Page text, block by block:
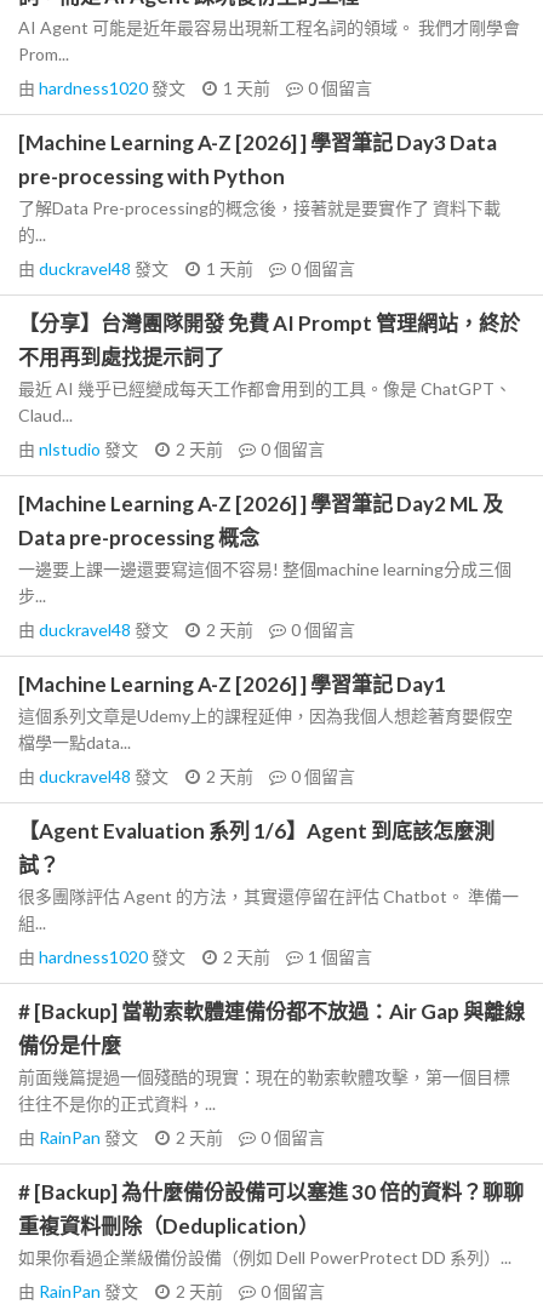
AI Agent 可能是近年最容易出現新工程名詞的領域。 我們才剛學會
Prom...
由 hardness1020發文 1 天前 0個留言
[Machine Learning A-Z [2026] ] 學習筆記 Day3 Data
pre-processing with Python
了解Data Pre-processing的概念後，接著就是要實作了 資料下載
的...
由 duckravel48 發文 1 天前 0個留言
【分享】台灣團隊開發 免費 AI Prompt 管理網站，終於
不用再到處找提示詞了
最近 AI 幾乎已經變成每天工作都會用到的工具。像是 ChatGPT、
Claud...
由 nlstudio 發文 2 天前 0個留言
[Machine Learning A-Z [2026] ] 學習筆記 Day2 ML 及
Data pre-processing 概念
一邊要上課一邊還要寫這個不容易! 整個machine learning分成三個
步...
由 duckravel48 發文 2 天前 0個留言
[Machine Learning A-Z [2026] ] 學習筆記 Day1
這個系列文章是Udemy上的課程延伸，因為我個人想趁著育嬰假空
檔學一點data...
由 duckravel48 發文 2 天前 0個留言
【Agent Evaluation 系列 1/6】Agent 到底該怎麼測
試？
很多團隊評估 Agent 的方法，其實還停留在評估 Chatbot。 準備一
組...
由 hardness1020發文 2 天前 1 個留言
# [Backup] 當勒索軟體連備份都不放過：Air Gap 與離線
備份是什麼
前面幾篇提過一個殘酷的現實：現在的勒索軟體攻擊，第一個目標
往往不是你的正式資料，...
由 RainPan 發文 2 天前 0個留言
# [Backup] 為什麼備份設備可以塞進 30 倍的資料？聊聊
重複資料刪除（Deduplication）
如果你看過企業級備份設備（例如 Dell PowerProtect DD 系列）...
由 RainPan 發文 2 天前 0個留言